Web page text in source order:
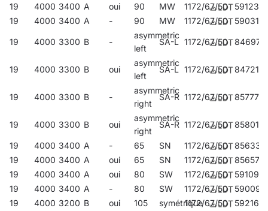
19
4000 3400 A oui 90 MW 1172/67/50
591235
19
4000 3400 A - 90 MW 1172/67/50 590313
19 4000 3300 B -
asymmetric
left
SA-L 1172/67/50 846977
19 4000 3300 B oui
asymmetric
left
SA-L 1172/67/50 847219
19 4000 3300 B -
asymmetric
right
SA-R 1172/67/50 857775
19 4000 3300 B oui
asymmetric
right
SA-R 1172/67/50 858017
19 4000 3400 A - 65 SN 1172/67/50
856334
19
4000 3400 A oui 65 SN 1172/67/50
856570
19
4000 3400 A oui 80 SW 1172/67/50
591099
19
4000 3400 A - 80 SW 1172/67/50
590092
19
4000 3200 B oui 105 symétrique1172/67/50
592164